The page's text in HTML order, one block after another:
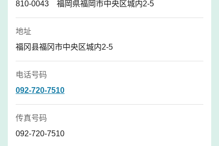
810-0043 福岡県福岡市中央区城内2-5
地址
福冈县福冈市中央区城内2-5
电话号码
092-720-7510
传真号码
092-720-7510